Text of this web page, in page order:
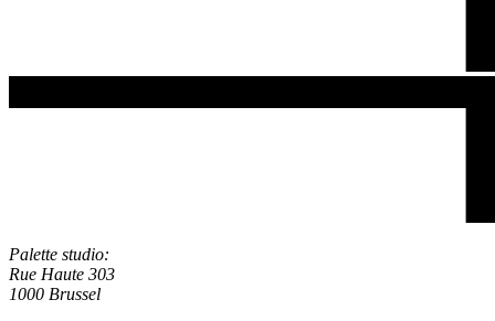
Palette studio:
Rue Haute 303
1000 Brussel